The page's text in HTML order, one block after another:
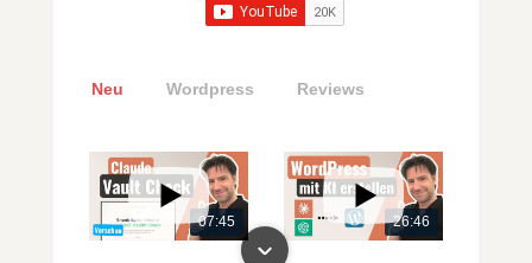
Neu Wordpress Reviews
07:45 26:46